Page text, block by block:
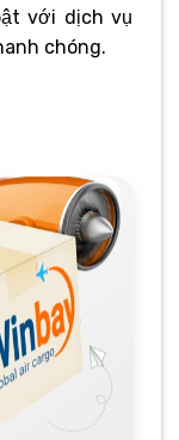
với dịch vụ
chóng.